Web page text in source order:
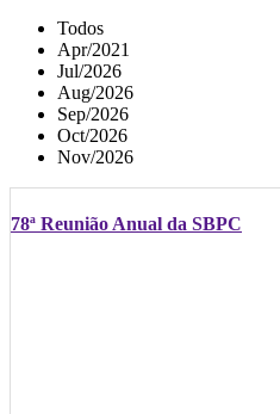
Todos
Apr/2021
Jul/2026
Aug/2026
Sep/2026
Oct/2026
Nov/2026
78ª Reunião Anual da SBPC